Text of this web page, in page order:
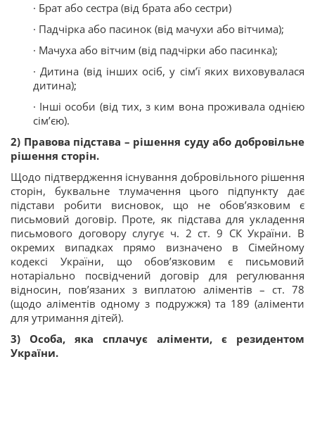
· Брат або сестра (від брата або сестри)
· Падчірка або пасинок (від мачухи або вітчима);
· Мачуха або вітчим (від падчірки або пасинка);
· Дитина (від інших осіб, у сім’ї яких виховувалася
дитина);
· Інші особи (від тих, з ким вона проживала однією
сім’єю).
2) Правова підстава – рішення суду або добровільне
рішення сторін.
Щодо підтвердження існування добровільного рішення
сторін, буквальне тлумачення цього підпункту дає
підстави робити висновок, що не обов’язковим є
письмовий договір. Проте, як підстава для укладення
письмового договору слугує ч. 2 ст. 9 СК України. В
окремих випадках прямо визначено в Сімейному
кодексі України, що обов’язковим є письмовий
нотаріально посвідчений договір для регулювання
відносин, пов’язаних з виплатою аліментів – ст. 78
(щодо аліментів одному з подружжя) та 189 (аліменти
для утримання дітей).
3) Особа, яка сплачує аліменти, є резидентом
України.